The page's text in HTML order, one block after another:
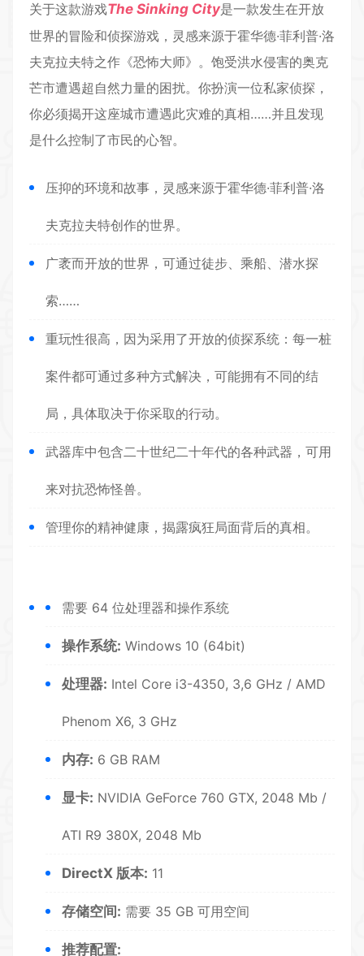
关于这款游戏The Sinking City是一款发生在开放
世界的冒险和侦探游戏，灵感来源于霍华德·菲利普·洛
夫克拉夫特之作《恐怖大师》。饱受洪水侵害的奥克
芒市遭遇超自然力量的困扰。你扮演一位私家侦探，
你必须揭开这座城市遭遇此灾难的真相……并且发现
是什么控制了市民的心智。
压抑的环境和故事，灵感来源于霍华德·菲利普·洛
夫克拉夫特创作的世界。
广袤而开放的世界，可通过徒步、乘船、潜水探
索……
重玩性很高，因为采用了开放的侦探系统：每一桩
案件都可通过多种方式解决，可能拥有不同的结
局，具体取决于你采取的行动。
武器库中包含二十世纪二十年代的各种武器，可用
来对抗恐怖怪兽。
管理你的精神健康，揭露疯狂局面背后的真相。
需要 64 位处理器和操作系统
操作系统: Windows 10 (64bit)
处理器: Intel Core i3-4350, 3,6 GHz / AMD
Phenom X6, 3 GHz
内存: 6 GB RAM
显卡: NVIDIA GeForce 760 GTX, 2048 Mb /
ATI R9 380X, 2048 Mb
DirectX 版本: 11
存储空间: 需要 35 GB 可用空间
推荐配置: